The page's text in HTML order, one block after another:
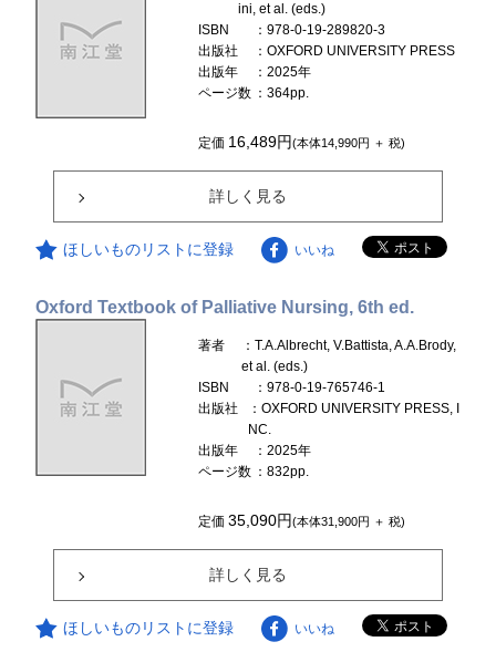
ini, et al. (eds.)
ISBN
：978-0-19-289820-3
出版社
：OXFORD UNIVERSITY PRESS
出版年
：2025年
ページ数 ：364pp.
定価 16,489円(本体14,990円 ＋ 税)
詳しく見る
ほしいものリストに登録 いいね
Oxford Textbook of Palliative Nursing, 6th ed.
著者
：T.A.Albrecht, V.Battista, A.A.Brody,
et al. (eds.)
ISBN
：978-0-19-765746-1
出版社
：OXFORD UNIVERSITY PRESS, I
NC.
出版年
：2025年
ページ数 ：832pp.
定価35,090円(本体31,900円 ＋ 税)
詳しく見る
ほしいものリストに登録 いいね